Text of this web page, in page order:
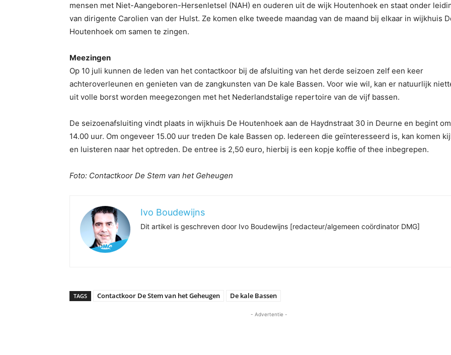
mensen met Niet-Aangeboren-Hersenletsel (NAH) en ouderen uit de wijk Houtenhoek en staat onder
van dirigente Carolien van der Hulst. Ze komen elke tweede maandag van de maand bij elkaar in wijkhuis
Houtenhoek om samen te zingen.
Meezingen
Op 10 juli kunnen de leden van het contactkoor bij de afsluiting van het derde seizoen zelf een keer
achteroverleunen en genieten van de zangkunsten van De kale Bassen. Voor wie wil, kan er natuurlijk
uit volle borst worden meegezongen met het Nederlandstalige repertoire van de vijf bassen.
De seizoenafsluiting vindt plaats in wijkhuis De Houtenhoek aan de Haydnstraat 30 in Deurne en begint om
14.00 uur. Om ongeveer 15.00 uur treden De kale Bassen op. Iedereen die geïnteresseerd is, kan komen
en luisteren naar het optreden. De entree is 2,50 euro, hierbij is een kopje koffie of thee inbegrepen.
Foto: Contactkoor De Stem van het Geheugen
Ivo Boudewijns
Dit artikel is geschreven door Ivo Boudewijns [redacteur/algemeen coördinator DMG]
TAGS Contactkoor De Stem van het Geheugen De kale Bassen
- Advertentie -